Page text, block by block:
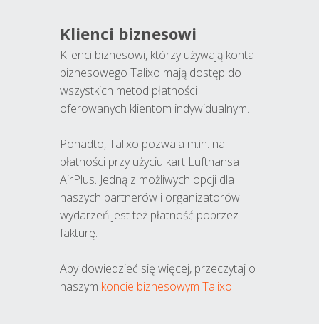
Klienci biznesowi
Klienci biznesowi, którzy używają konta
biznesowego Talixo mają dostęp do
wszystkich metod płatności
oferowanych klientom indywidualnym.
Ponadto, Talixo pozwala m.in. na
płatności przy użyciu kart Lufthansa
AirPlus. Jedną z możliwych opcji dla
naszych partnerów i organizatorów
wydarzeń jest też płatność poprzez
fakturę.
Aby dowiedzieć się więcej, przeczytaj o
naszym koncie biznesowym Talixo